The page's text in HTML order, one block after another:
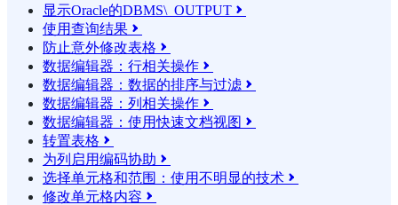
显示Oracle的DBMS\_OUTPUT 
使用查询结果 
防止意外修改表格 
数据编辑器：行相关操作 
数据编辑器：数据的排序与过滤 
数据编辑器：列相关操作 
数据编辑器：使用快速文档视图 
转置表格 
为列启用编码协助 
选择单元格和范围：使用不明显的技术 
修改单元格内容 